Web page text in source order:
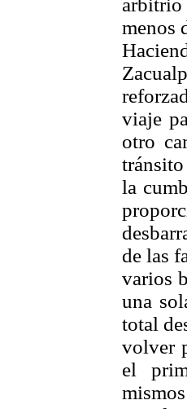
menos
viaje
otro
la
de las
varios
una
total
volver
el